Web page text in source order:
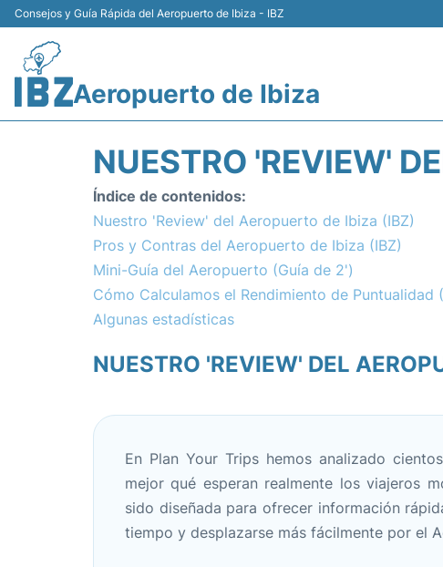
Consejos y Guía Rápida del Aeropuerto de Ibiza - IBZ
Aeropuerto de Ibiza
NUESTRO 'REVIEW'
Índice de contenidos:
Nuestro 'Review' del Aeropuerto de Ibiza (IBZ)
Pros y Contras del Aeropuerto de Ibiza (IBZ)
Mini-Guía del Aeropuerto (Guía de 2')
Cómo Calculamos el Rendimiento de Puntualidad
Algunas estadísticas
NUESTRO 'REVIEW' DEL
En Plan Your Trips hemos analizado
mejor qué esperan realmente los viajeros
sido diseñada para ofrecer información
tiempo y desplazarse más fácilmente por el